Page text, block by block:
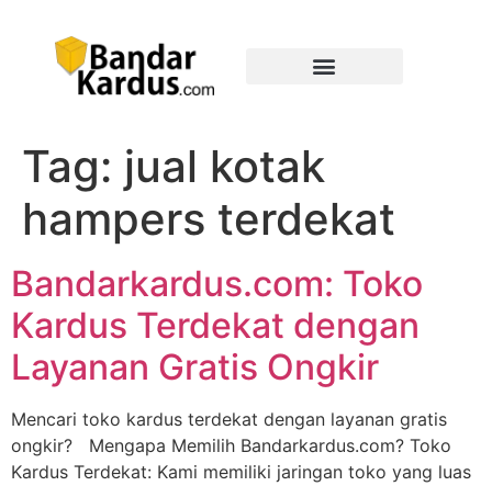
Tag: jual kotak
hampers terdekat
Bandarkardus.com: Toko
Kardus Terdekat dengan
Layanan Gratis Ongkir
Mencari toko kardus terdekat dengan layanan gratis
ongkir? Mengapa Memilih Bandarkardus.com? Toko
Kardus Terdekat: Kami memiliki jaringan toko yang luas